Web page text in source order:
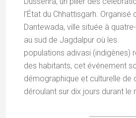
l’État du Chhattisgarh. Organisé
Dantewada, ville située à
au sud de Jagdalpur où les
populations adivasi (indigènes)
des habitants, cet événement
démographique et culturelle de
déroulant sur dix jours durant le